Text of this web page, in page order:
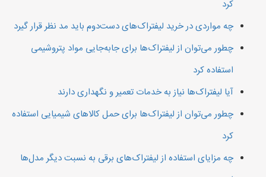
کرد
چه مواردی در خرید لیفتراک‌های دست‌دوم باید مد نظر قرار گیرد
چطور می‌توان از لیفتراک‌ها برای جابه‌جایی مواد پتروشیمی
استفاده کرد
آیا لیفتراک‌ها نیاز به خدمات تعمیر و نگهداری دارند
چطور می‌توان از لیفتراک‌ها برای حمل کالاهای شیمیایی استفاده
کرد
چه مزایای استفاده از لیفتراک‌های برقی به نسبت دیگر مدل‌ها